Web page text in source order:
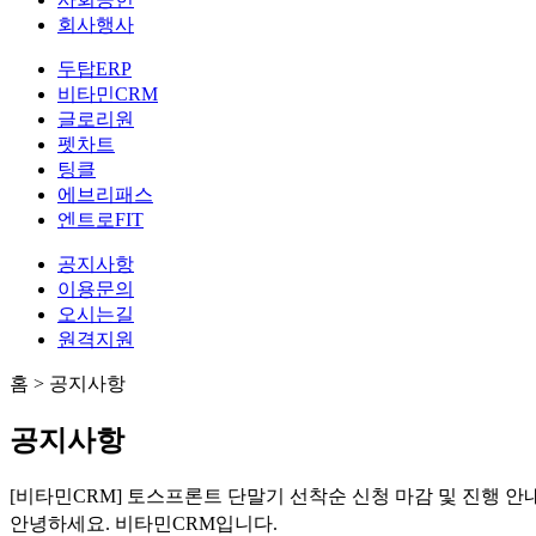
회사행사
두탑ERP
비타민CRM
글로리원
펫차트
팅클
에브리패스
엔트로FIT
공지사항
이용문의
오시는길
원격지원
홈 > 공지사항
공지사항
[비타민CRM] 토스프론트 단말기 선착순 신청 마감 및 진행 안
안녕하세요. 비타민CRM입니다.